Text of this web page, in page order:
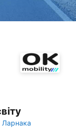
Ларнака